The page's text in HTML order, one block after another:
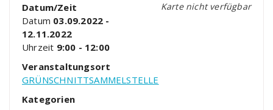
Karte nicht verfügbar
Datum/Zeit
Datum 03.09.2022 -
12.11.2022
Uhrzeit 9:00 - 12:00
Veranstaltungsort
GRÜNSCHNITTSAMMELSTELLE
Kategorien